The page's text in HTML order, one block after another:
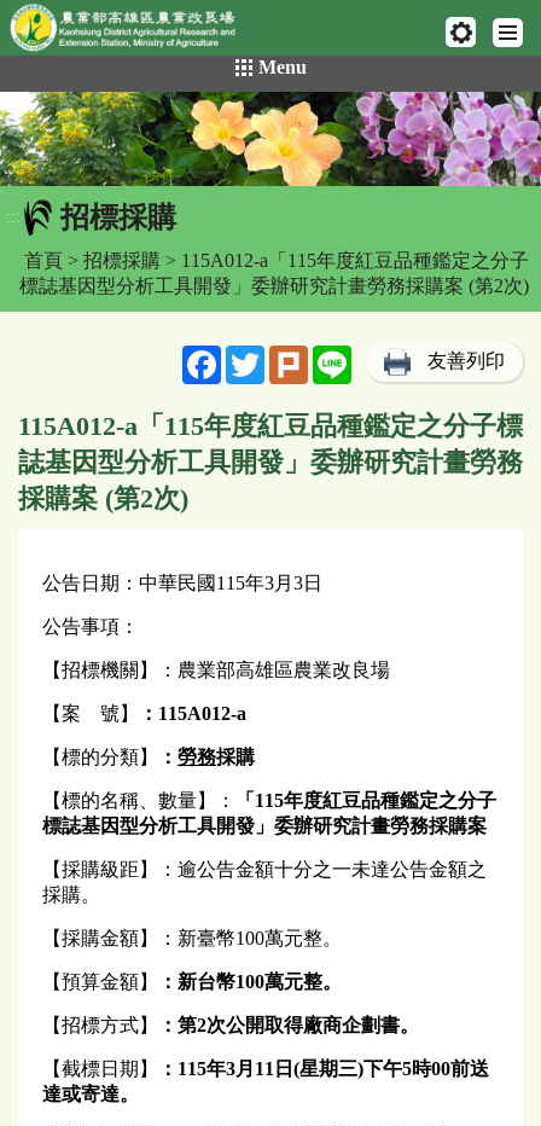
網頁置頂
到
主
要
內
容
區
Menu
::: 招標採購
首頁 > 招標採購 > 115A012-a「115年度紅豆品種鑑定之分子
標誌基因型分析工具開發」委辦研究計畫勞務採購案 (第2次)
FacebookTwitterPlurk Line 友善列印
115A012-a「115年度紅豆品種鑑定之分子標
誌基因型分析工具開發」委辦研究計畫勞務
採購案 (第2次)
公告日期：中華民國115年3月3日
公告事項：
【招標機關】：農業部高雄區農業改良場
【案 號】 ：115A012-a
【標的分類】 ： 勞務採購
【標的名稱、數量】：
「115年度紅豆品種鑑定之分子
標誌基因型分析工具開發」委辦研究計畫勞務採購案
【採購級距】：逾公告金額十分之一未達公告金額之
採購。
【採購金額】：新臺幣100萬元整。
【預算金額】 ： 新台幣100萬元整。
【招標方式】 ：第2次公開取得廠商企劃書。
【截標日期】 ： 115年3月11日(星期三)下午5時00前送
達或寄達。